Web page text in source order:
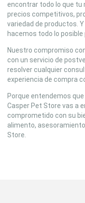
encontrar todo lo que
precios competitivos,
variedad de productos.
hacemos todo lo posible
Nuestro compromiso
con un servicio de
resolver cualquier
experiencia de compra
Porque entendemos
Casper Pet Store vas a
comprometido con su
alimento,
Store.